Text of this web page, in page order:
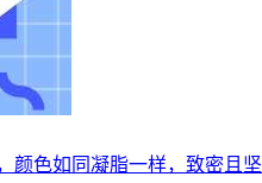
色如同凝脂一样，致密且